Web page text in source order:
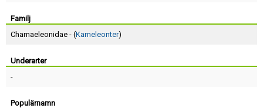
Familj
Chamaeleonidae - (Kameleonter)
Underarter
-
Populärnamn
Terms of Service
Skapa konto